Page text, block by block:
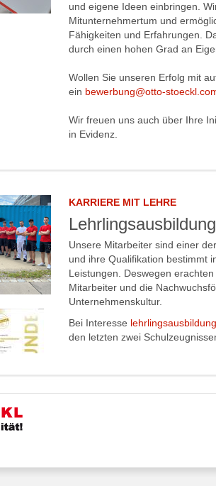
und eigene Ideen einbringen.
Mitunternehmertum und
Fähigkeiten und Erfahrungen.
durch einen hohen Grad an
Wollen Sie unseren Erfolg mit
ein bewerbung@otto-
Wir freuen uns auch über Ihre
in Evidenz.
KARRIERE MIT LEHRE
Lehrlingsausbildung
Unsere Mitarbeiter sind einer
und ihre Qualifikation bestimmt
Leistungen. Deswegen
Mitarbeiter und die
Unternehmenskultur.
Bei Interesse
den letzten zwei